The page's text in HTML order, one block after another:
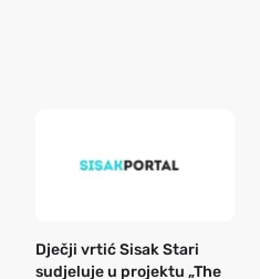
Dječji vrtić Sisak Stari
sudjeluje u projektu „The